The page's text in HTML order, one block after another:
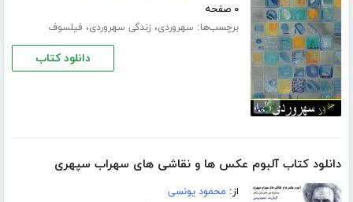
۰ صفحه
برچسب‌ها: سهروردی، زندگی سهروردی، فیلسوف
دانلود کتاب
دانلود کتاب آلبوم عکس ها و نقاشی های سهراب سپهری
از: محمود یونسی